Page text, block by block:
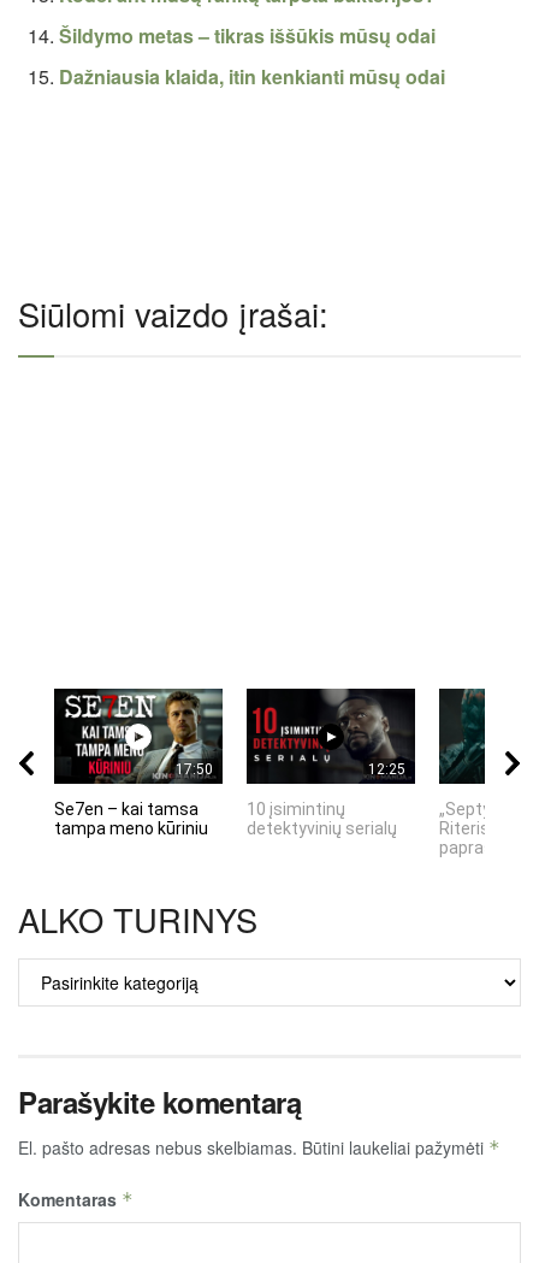
Šildymo metas – tikras iššūkis mūsų odai
Dažniausia klaida, itin kenkianti mūsų odai
Siūlomi vaizdo įrašai:
17:50
Se7en – kai tamsa
tampa meno kūriniu
12:25
10 įsimintinų
detektyvinių serialų
„Septynių
Riteris" – kai
ALKO TURINYS
TURINYS
Parašykite komentarą
El. pašto adresas nebus skelbiamas. Būtini laukeliai pažymėti *
Komentaras *